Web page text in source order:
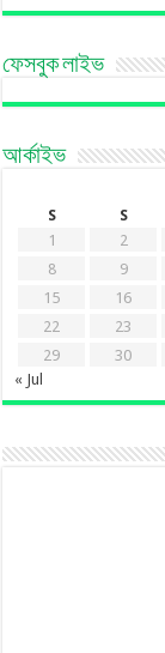
ফেসবুক লাইভ
আর্কাইভ
S
S
1
2
8
9
15
16
22
23
29
30
« Jul